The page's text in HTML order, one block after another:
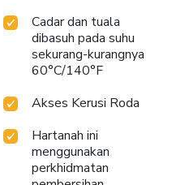
Cadar dan tuala
dibasuh pada suhu
sekurang-kurangnya
60°C/140°F
Akses Kerusi Roda
Hartanah ini
menggunakan
perkhidmatan